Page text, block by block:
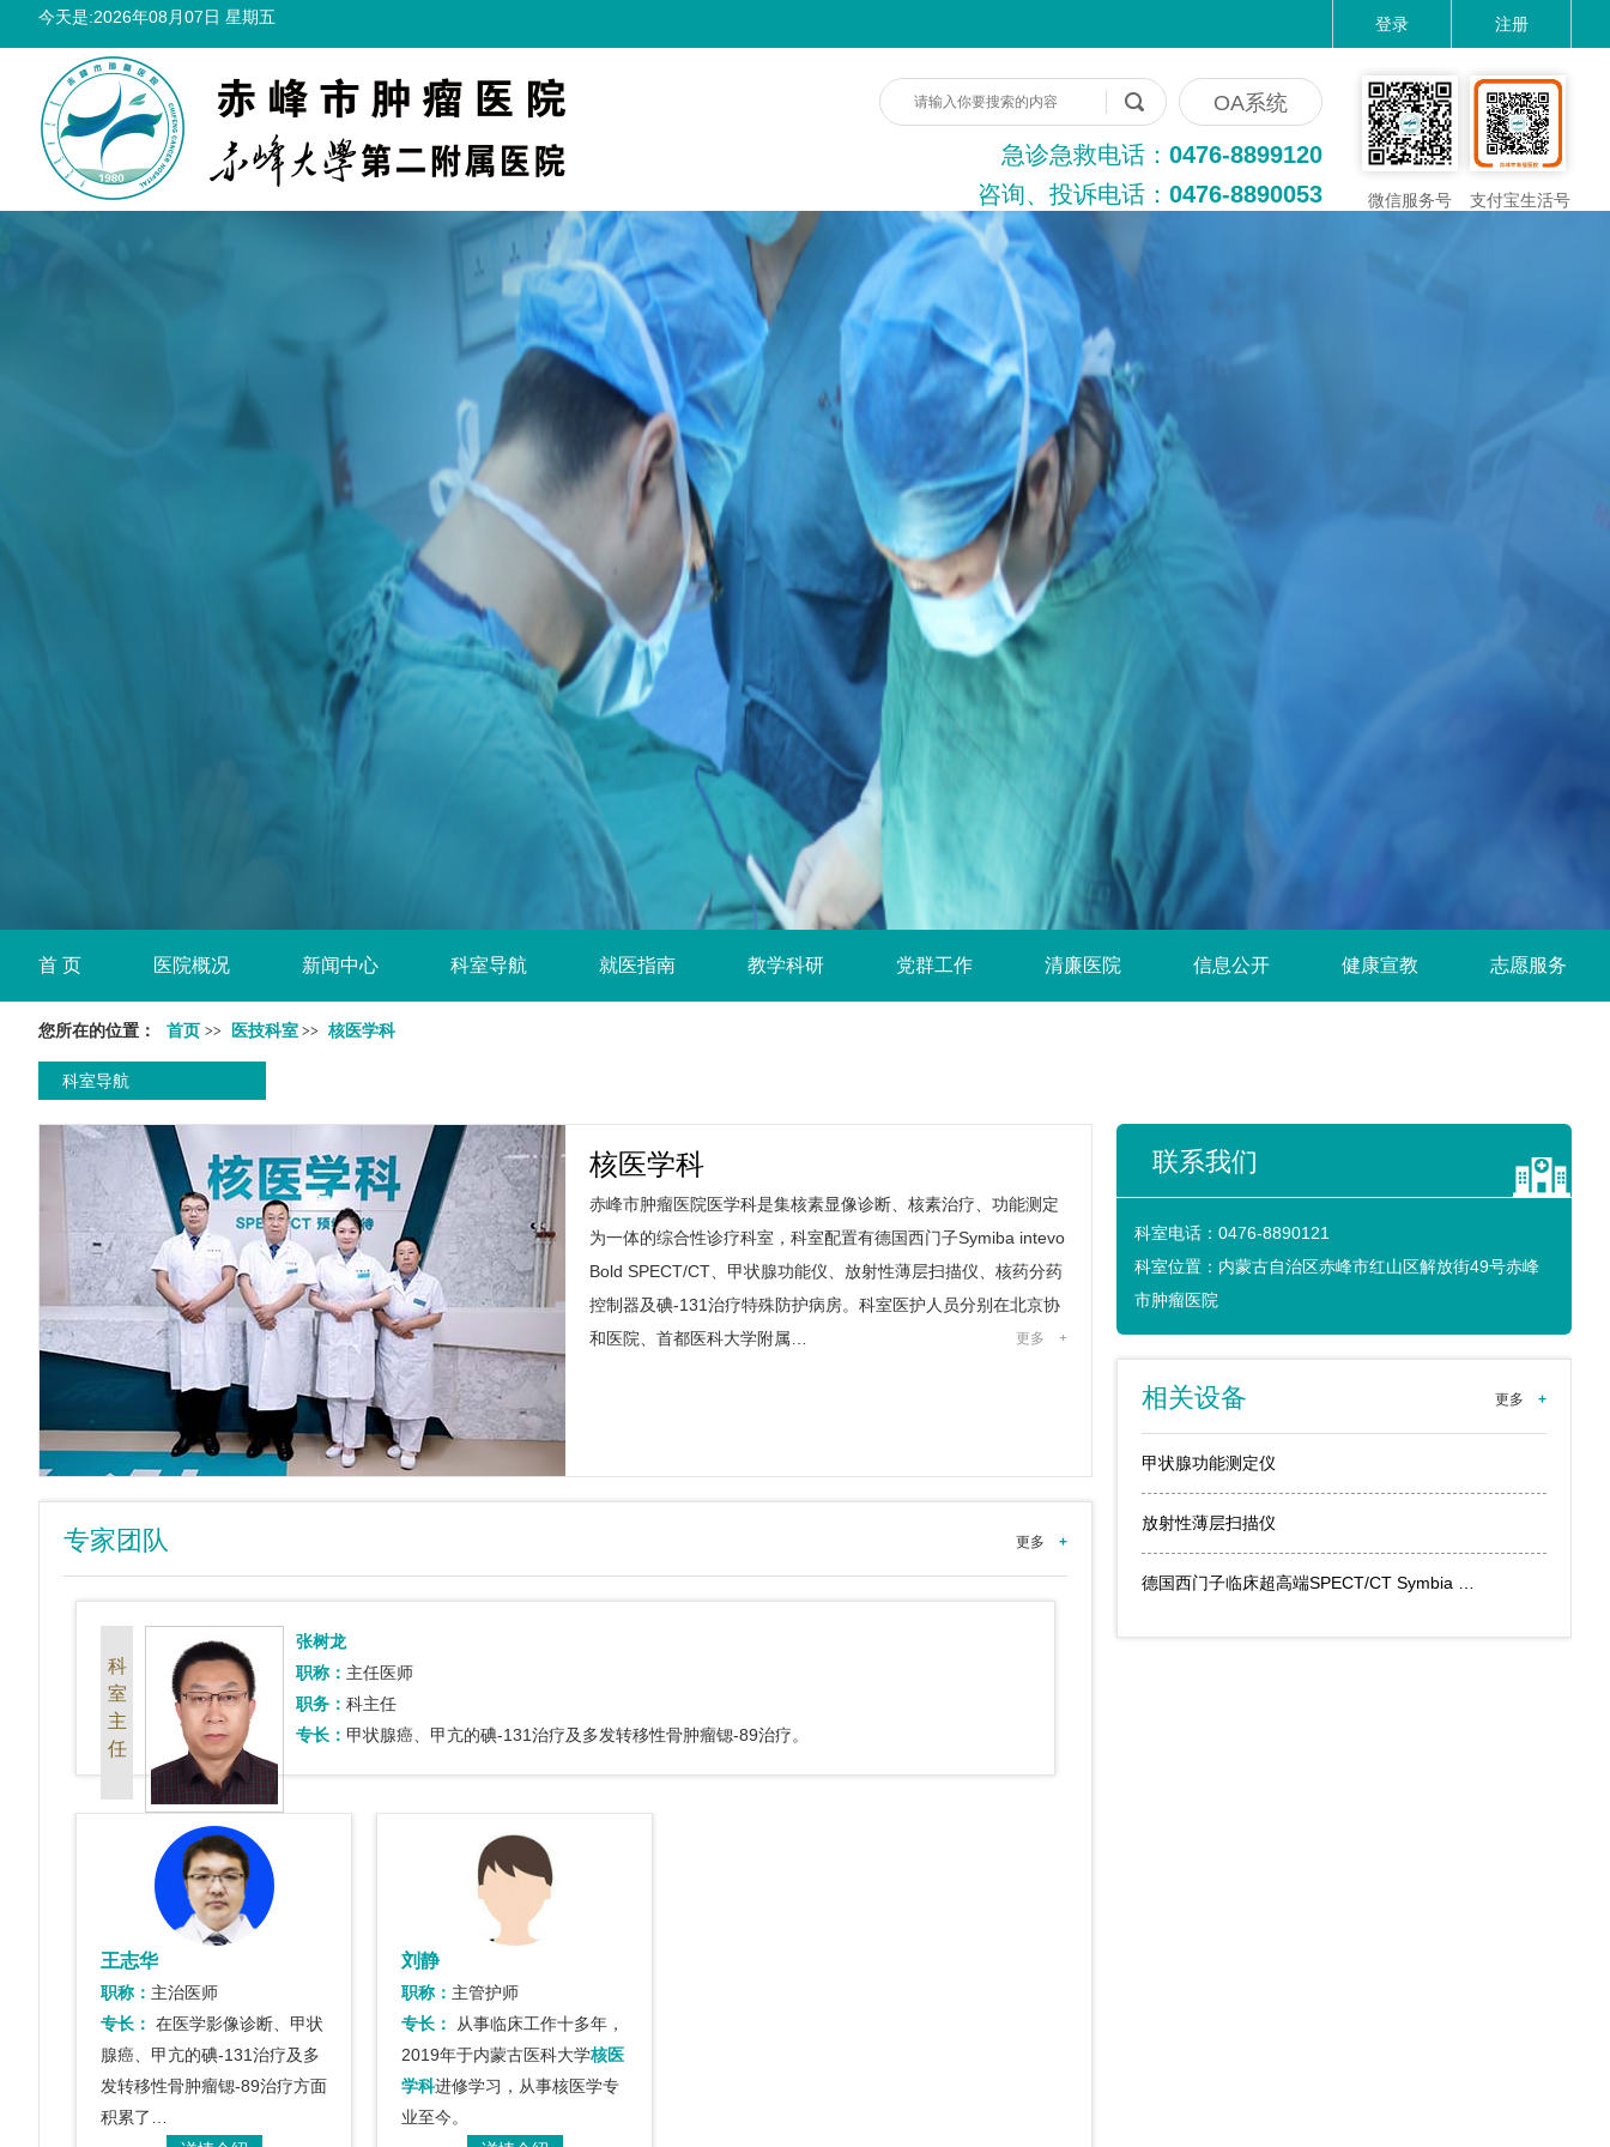
今天是:2026年08月07日 星期五 登录 注册
OA系统
急诊急救电话： 0476-8899120
咨询、投诉电话： 0476-8890053 微信服务号 支付宝生活号
首 页 医院概况 新闻中心 科室导航 就医指南 教学科研 党群工作 清廉医院 信息公开 健康宣教 志愿服务
您所在的位置： 首页 >> 医技科室 >> 核医学科
科室导航
核医学科
赤峰市肿瘤医院医学科是集核素显像诊断、核素治疗、功能测定
为一体的综合性诊疗科室，科室配置有德国西门子Symiba intevo
Bold SPECT/CT、甲状腺功能仪、放射性薄层扫描仪、核药分药
控制器及碘-131治疗特殊防护病房。科室医护人员分别在北京协
和医院、首都医科大学附属…
更多 +
更多 +
专家团队
科
室
主
任
张树龙
职称： 主任医师
职务： 科主任
专长： 甲状腺癌、甲亢的碘-131治疗及多发转移性骨肿瘤锶-89治疗。
王志华
职称： 主治医师
专长： 在医学影像诊断、甲状
腺癌、甲亢的碘-131治疗及多
发转移性骨肿瘤锶-89治疗方面
积累了…
刘静
职称： 主管护师
专长：
从事临床工作十多年，
2019年于内蒙古医科大学核医
学科进修学习，从事核医学专
业至今。
联系我们
科室电话： 0476-8890121
科室位置： 内蒙古自治区赤峰市红山区解放街49号赤峰
市肿瘤医院
更多 +
相关设备
甲状腺功能测定仪
​放射性薄层扫描仪
德国西门子临床超高端SPECT/CT Symbia …